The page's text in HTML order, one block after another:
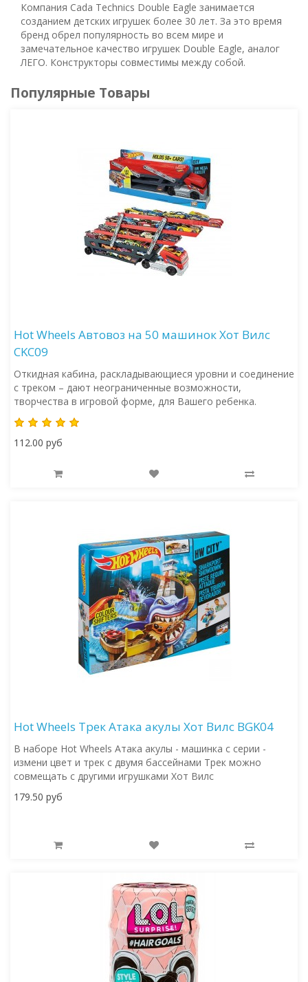
Компания Cada Technics Double Eagle занимается
созданием детских игрушек более 30 лет. За это время
бренд обрел популярность во всем мире и
замечательное качество игрушек Double Eagle, аналог
ЛЕГО. Конструкторы совместимы между собой.
Популярные Товары
Hot Wheels Автовоз на 50 машинок Хот Вилс
CKC09
Откидная кабина, раскладывающиеся уровни и соединение
с треком – дают неограниченные возможности,
творчества в игровой форме, для Вашего ребенка.
112.00 руб
Hot Wheels Трек Атака акулы Хот Вилс BGK04
В наборе Hot Wheels Атака акулы - машинка с серии -
измени цвет и трек с двумя бассейнами Трек можно
совмещать с другими игрушками Хот Вилс
179.50 руб